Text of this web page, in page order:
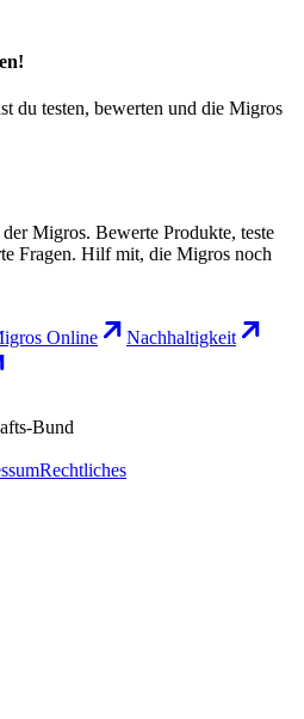
du testen, bewerten und die Migros
Migros. Bewerte Produkte, teste
Fragen. Hilf mit, die Migros noch
Online
Nachhaltigkeit
Bund
Rechtliches